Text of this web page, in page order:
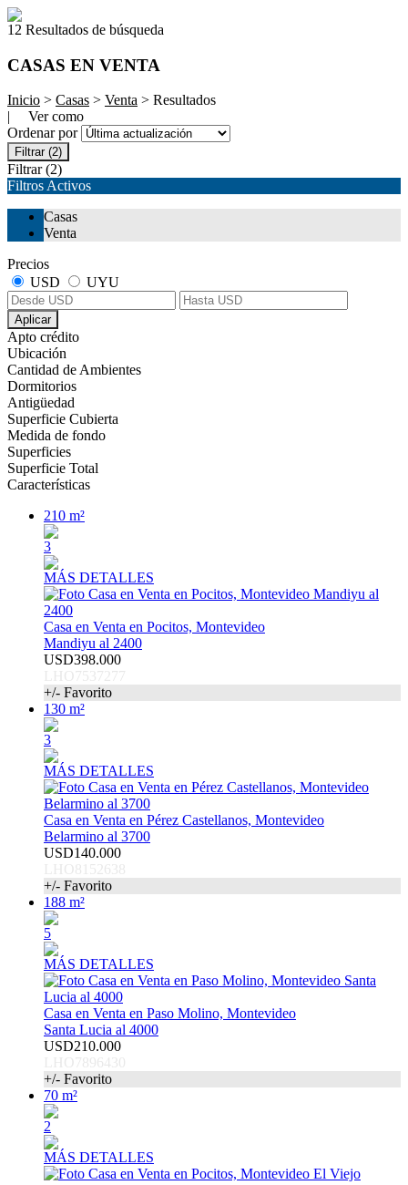
12 Resultados de búsqueda
CASAS EN VENTA
Inicio > Casas > Venta > Resultados
| Ver como
Ordenar por
Filtrar (2)
Filtrar (2)
Filtros Activos
Casas
Venta
Precios
USD
UYU
Aplicar
Apto crédito
Ubicación
Cantidad de Ambientes
Dormitorios
Antigüedad
Superficie Cubierta
Medida de fondo
Superficies
Superficie Total
Características
210 m²
3
MÁS DETALLES
Casa en Venta en Pocitos, Montevideo
Mandiyu al 2400
USD398.000
+/- Favorito
130 m²
3
MÁS DETALLES
Casa en Venta en Pérez Castellanos, Montevideo
Belarmino al 3700
USD140.000
+/- Favorito
188 m²
5
MÁS DETALLES
Casa en Venta en Paso Molino, Montevideo
Santa Lucia al 4000
USD210.000
+/- Favorito
70 m²
2
MÁS DETALLES